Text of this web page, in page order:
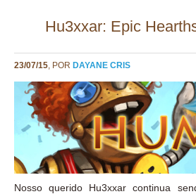
Hu3xxar: Epic
23/07/15, POR DAYANE CRIS
Nosso querido Hu3xxar continua